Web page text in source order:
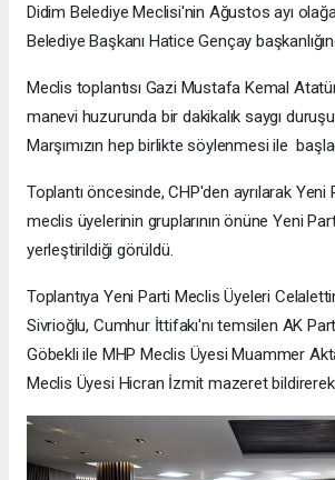
Didim Belediye Meclisi'nin Ağustos ayı
Belediye Başkanı Hatice Gençay
Meclis toplantısı Gazi Mustafa Kemal
manevi huzurunda bir dakikalık saygı
Marşımızın hep birlikte söylenmesi ile
Toplantı öncesinde, CHP'den ayrılarak Yeni
meclis üyelerinin gruplarının önüne Yeni
yerleştirildiği görüldü.
Toplantıya Yeni Parti Meclis Üyeleri
Sivrioğlu, Cumhur İttifakı'nı temsilen AK
Göbekli ile MHP Meclis Üyesi Muammer
Meclis Üyesi Hicran İzmit mazeret bildirerek